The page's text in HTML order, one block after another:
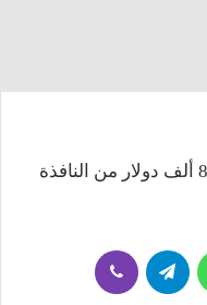
واتساب تيلقرام